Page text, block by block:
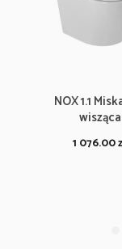
NOX 1.1
wisząca
1 076.00